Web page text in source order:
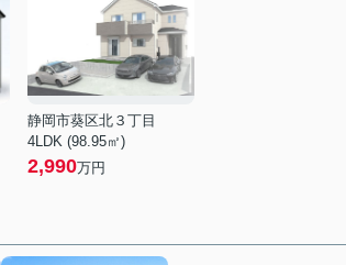
静岡市葵区北３丁目
4LDK (98.95㎡)
2,990万円